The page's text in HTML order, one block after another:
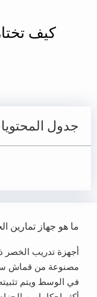
كيف
جدول
ما هو جهاز
أجهزة تدريب الخصر
مصنوعة من قماش
في الوسط ويتم